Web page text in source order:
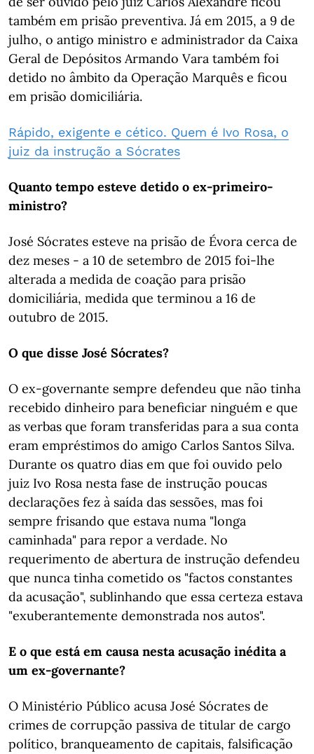
também em prisão preventiva. Já em 2015, a 9 de
julho, o antigo ministro e administrador da Caixa
Geral de Depósitos Armando Vara também foi
detido no âmbito da Operação Marquês e ficou
em prisão domiciliária.
Rápido, exigente e cético. Quem é Ivo Rosa, o
juiz da instrução a Sócrates
Quanto tempo esteve detido o ex-primeiro-
ministro?
José Sócrates esteve na prisão de Évora cerca de
dez meses - a 10 de setembro de 2015 foi-lhe
alterada a medida de coação para prisão
domiciliária, medida que terminou a 16 de
outubro de 2015.
O que disse José Sócrates?
O ex-governante sempre defendeu que não tinha
recebido dinheiro para beneficiar ninguém e que
as verbas que foram transferidas para a sua conta
eram empréstimos do amigo Carlos Santos Silva.
Durante os quatro dias em que foi ouvido pelo
juiz Ivo Rosa nesta fase de instrução poucas
declarações fez à saída das sessões, mas foi
sempre frisando que estava numa "longa
caminhada" para repor a verdade. No
requerimento de abertura de instrução defendeu
que nunca tinha cometido os "factos constantes
da acusação", sublinhando que essa certeza estava
"exuberantemente demonstrada nos autos".
E o que está em causa nesta acusação inédita a
um ex-governante?
O Ministério Público acusa José Sócrates de
crimes de corrupção passiva de titular de cargo
político, branqueamento de capitais, falsificação